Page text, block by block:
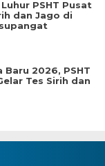
PSHT Pusat
dan Jago di
Baru 2026, PSHT
Tes Sirih dan